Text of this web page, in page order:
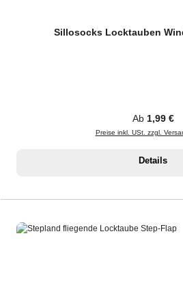
Sillosocks Locktauben
Regulärer
Ab 1,99 €
Preise inkl. USt. zzgl.
Details